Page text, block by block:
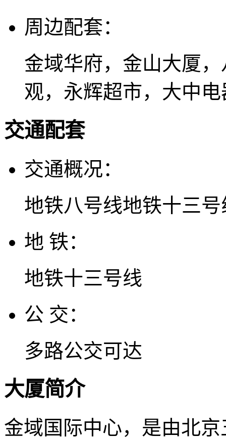
周边配套：
金域华府，金山大厦
观，永辉超市，大中
交通配套
交通概况：
地铁八号线地铁十三号
地 铁：
地铁十三号线
公 交：
多路公交可达
大厦简介
金域国际中心，是由北